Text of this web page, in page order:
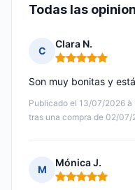
Todas las
C
Clara N.
Nota: 5 de 5
Publicado el 13/07/2026 à
tras una compra de 02/07/
Son muy bonitas y
M
Mónica J.
Nota: 5 de 5